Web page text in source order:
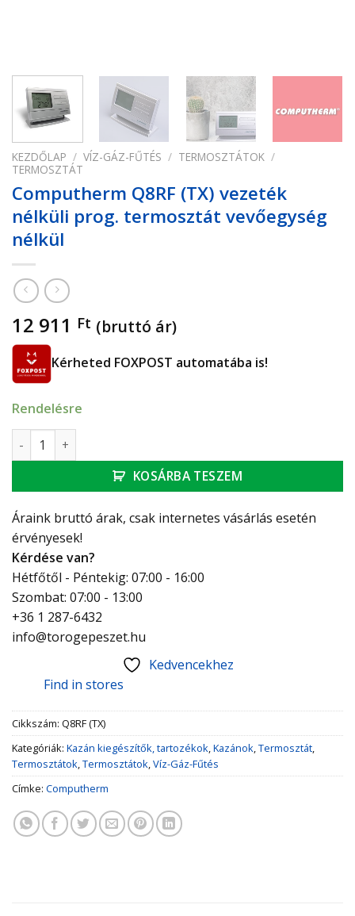
KEZDŐLAP / VÍZ-GÁZ-FŰTÉS / TERMOSZTÁTOK /
TERMOSZTÁT
Computherm Q8RF (TX) vezeték
nélküli prog. termosztát vevőegység
nélkül
12 911 Ft (bruttó ár)
Kérheted FOXPOST automatába is!
Rendelésre
Computherm Q8RF (TX) vezeték nélküli prog. termosztát
KOSÁRBA TESZEM
Áraink bruttó árak, csak internetes vásárlás esetén
érvényesek!
Kérdése van?
Hétfőtől - Péntekig: 07:00 - 16:00
Szombat: 07:00 - 13:00
+36 1 287-6432
info@torogepeszet.hu
Kedvencekhez
Find in stores
Cikkszám: Q8RF (TX)
Kategóriák: Kazán kiegészítők, tartozékok,Kazánok,Termosztát,
Termosztátok,Termosztátok,Víz-Gáz-Fűtés
Címke: Computherm